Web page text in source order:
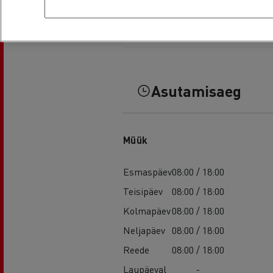
Asutamisaeg
Müük
Esmaspäev08:00 / 18:00
Teisipäev
08:00 / 18:00
Kolmapäev08:00 / 18:00
Neljapäev 08:00 / 18:00
Reede
08:00 / 18:00
Laupäeval
-